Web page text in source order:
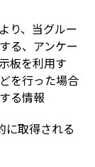
り、当グルー
る、アンケー
板を利用す
を行った場合
る情報
に取得される